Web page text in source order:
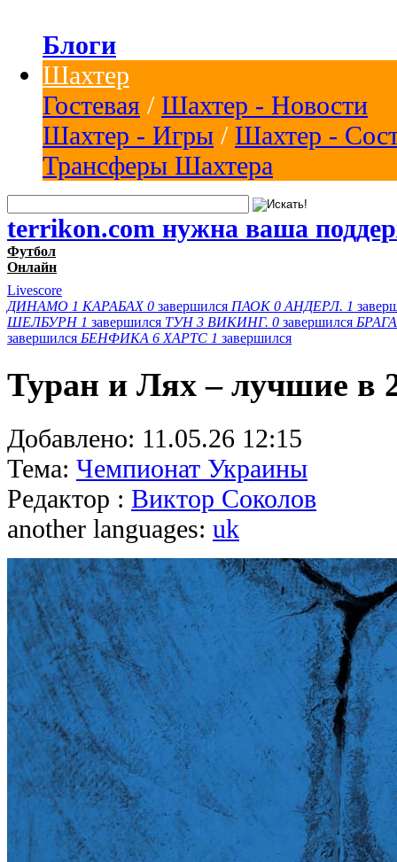
Блоги
Шахтер
Гостевая / Шахтер - Новости
Шахтер - Игры / Шахтер -
Трансферы Шахтера
terrikon.com нужна ваша
Футбол
Онлайн
Livescore
ДИНАМО 1 КАРАБАХ 0 завершился ПАОК 0 АНДЕРЛ. 1
ШЕЛБУРН 1 завершился ТУН 3 ВИКИНГ. 0 завершился БРАГА
завершился БЕНФИКА 6 ХАРТС 1 завершился
Туран и Лях – лучшие в
Добавлено: 11.05.26 12:15
Тема: Чемпионат Украины
Редактор : Виктор Соколов
another languages: uk